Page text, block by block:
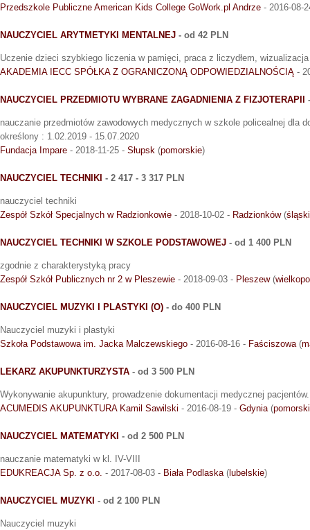
Przedszkole Publiczne American Kids College GoWork.pl Andrze - 2016-08-
NAUCZYCIEL ARYTMETYKI MENTALNEJ - od 42 PLN
Uczenie dzieci szybkiego liczenia w pamięci, praca z liczydłem, wizualizacja
AKADEMIA IECC SPÓŁKA Z OGRANICZONĄ ODPOWIEDZIALNOŚCIĄ -
NAUCZYCIEL PRZEDMIOTU WYBRANE ZAGADNIENIA Z FIZJOTERAPII
nauczanie przedmiotów zawodowych medycznych w szkole policealnej dla
określony : 1.02.2019 - 15.07.2020
Fundacja Impare - 2018-11-25 - Słupsk (pomorskie)
NAUCZYCIEL TECHNIKI - 2 417 - 3 317 PLN
nauczyciel techniki
Zespół Szkół Specjalnych w Radzionkowie - 2018-10-02 - Radzionków(
NAUCZYCIEL TECHNIKI W SZKOLE PODSTAWOWEJ - od 1 400 PLN
zgodnie z charakterystyką pracy
Zespół Szkół Publicznych nr 2 w Pleszewie - 2018-09-03 - Pleszew(
NAUCZYCIEL MUZYKI I PLASTYKI (O) - do 400 PLN
Nauczyciel muzyki i plastyki
Szkoła Podstawowa im. Jacka Malczewskiego - 2016-08-16 - Faściszowa(
LEKARZ AKUPUNKTURZYSTA - od 3 500 PLN
Wykonywanie akupunktury, prowadzenie dokumentacji medycznej pacjentów.
ACUMEDIS AKUPUNKTURA Kamil Sawilski - 2016-08-19 - Gdynia(
NAUCZYCIEL MATEMATYKI - od 2 500 PLN
nauczanie matematyki w kl. IV-VIII
EDUKREACJA Sp. z o.o. - 2017-08-03 - Biała Podlaska( lubelskie)
NAUCZYCIEL MUZYKI - od 2 100 PLN
Nauczyciel muzyki